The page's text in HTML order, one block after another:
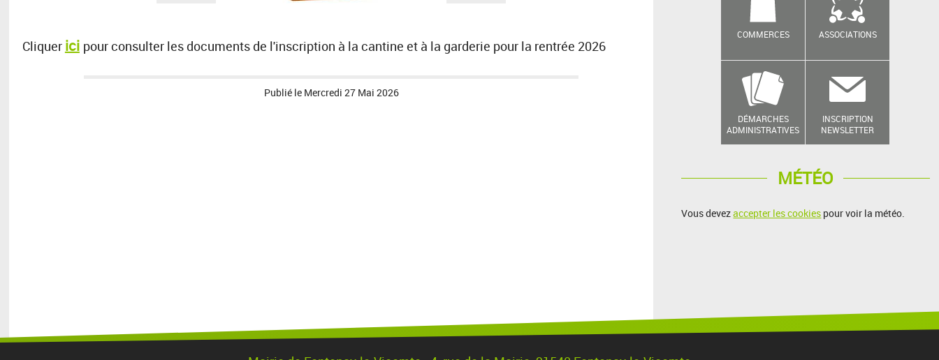
Cliquer ici pour consulter les documents de l'inscription à la cantine et à la garderie pour la rentrée 2026
Publié le Mercredi 27 Mai 2026
COMMERCES ASSOCIATIONS
DÉMARCHES
ADMINISTRATIVES
INSCRIPTION
NEWSLETTER
MÉTÉO
Vous devezaccepter les cookies pour voir la météo.